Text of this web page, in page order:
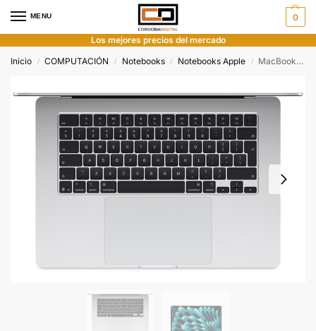
MENU 0
Los mejores precios del mercado
Inicio
/ COMPUTACIÓN / Notebooks / Notebooks Apple / MacBook Air M5 15” 16gb 512gb Silver